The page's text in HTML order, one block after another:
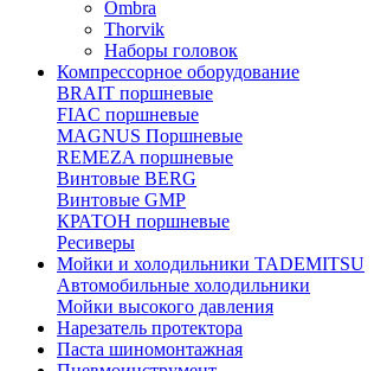
Ombra
Thorvik
Наборы головок
Компрессорное оборудование
BRAIT поршневые
FIAC поршневые
MAGNUS Поршневые
REMEZA поршневые
Винтовые BERG
Винтовые GMP
КРАТОН поршневые
Ресиверы
Мойки и холодильники TADEMITSU
Автомобильные холодильники
Мойки высокого давления
Нарезатель протектора
Паста шиномонтажная